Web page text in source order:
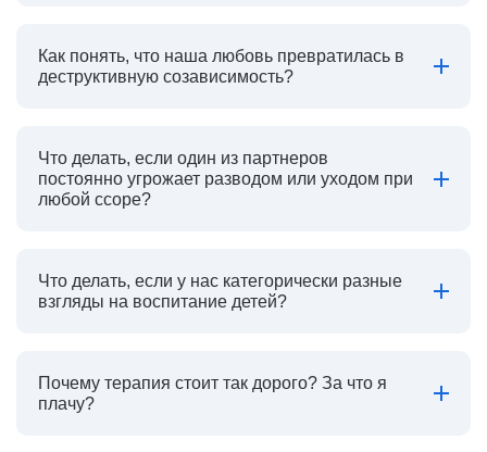
Как понять, что наша любовь превратилась в
деструктивную созависимость?
Что делать, если один из партнеров
постоянно угрожает разводом или уходом при
любой ссоре?
Что делать, если у нас категорически разные
взгляды на воспитание детей?
Почему терапия стоит так дорого? За что я
плачу?